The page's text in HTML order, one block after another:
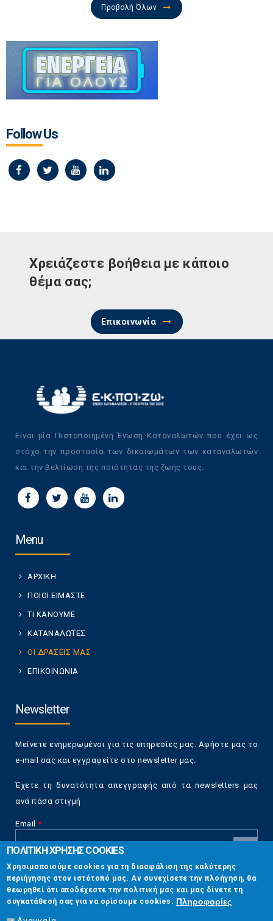
Προβολή Όλων
Follow Us
Χρειάζεστε βοήθεια με κάποιο
θέμα σας;
Επικοινωνία
Είναι μία Πιστοποιημένη Ένωση Καταναλωτών που έχει ως
στόχο την προστασία των δικαιωμάτων των καταναλωτών
και την βελτίωση της ποιότητας της ζωής τους.
Menu
ΑΡΧΙΚΗ
ΠΟΙΟΙ ΕΙΜΑΣΤΕ
ΤΙ ΚΑΝΟΥΜΕ
ΚΑΤΑΝΑΛΩΤΕΣ
ΟΙ ΔΡΑΣΕΙΣ ΜΑΣ
ΕΠΙΚΟΙΝΩΝΙΑ
Newsletter
Μείνετε ενημερωμένοι για τις υπηρεσίες μας. Αφήστε μας το
e-mail σας και εγγραφείτε στο newsletter μας.
Έχετε τη δυνατότητα απεγγραφής από τα newsletters μας
ανά πάσα στιγμή
Email *
CAPTCHA
This
question is
for testing
whether or
Επικοινωνία
Στουρνάρη 17, Αθήνα 10683
ΠΟΛΙΤΙΚΗ ΧΡΗΣΗΣ COOKIES
Χρησιμοποιούμε cookies για τη διασφάλιση της καλύτερης
περιήγησης στον ιστότοπό μας. Αν συνεχίσετε την πλοήγηση, θα
θεωρηθεί ότι αποδέχεστε την πολιτική μας και μας δίνετε τη
συγκατάθεσή σας για να ορίσουμε cookies. Πληροφορίες